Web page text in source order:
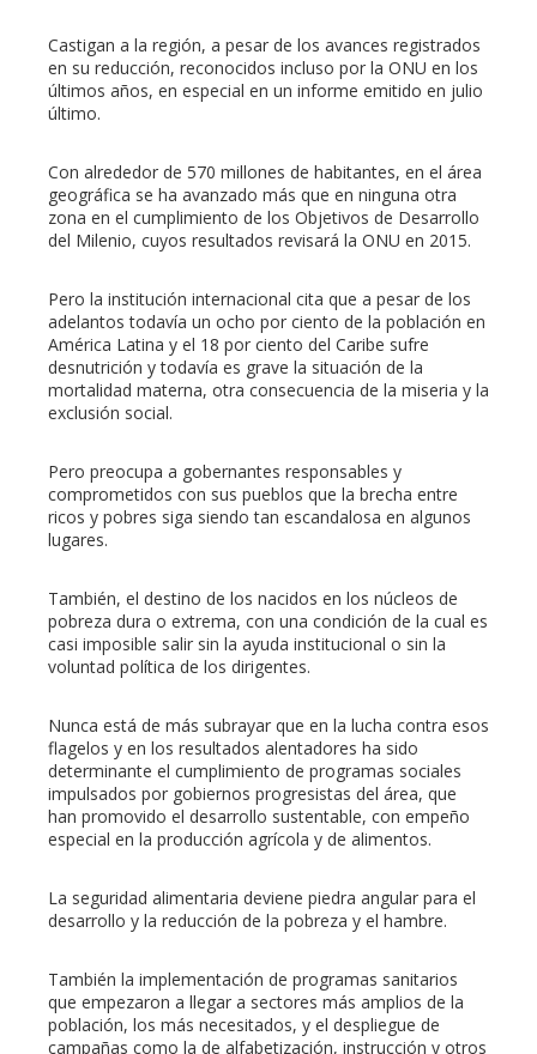
Castigan a la región, a pesar de los avances registrados
en su reducción, reconocidos incluso por la ONU en los
últimos años, en especial en un informe emitido en julio
último.
Con alrededor de 570 millones de habitantes, en el área
geográfica se ha avanzado más que en ninguna otra
zona en el cumplimiento de los Objetivos de Desarrollo
del Milenio, cuyos resultados revisará la ONU en 2015.
Pero la institución internacional cita que a pesar de los
adelantos todavía un ocho por ciento de la población en
América Latina y el 18 por ciento del Caribe sufre
desnutrición y todavía es grave la situación de la
mortalidad materna, otra consecuencia de la miseria y la
exclusión social.
Pero preocupa a gobernantes responsables y
comprometidos con sus pueblos que la brecha entre
ricos y pobres siga siendo tan escandalosa en algunos
lugares.
También, el destino de los nacidos en los núcleos de
pobreza dura o extrema, con una condición de la cual es
casi imposible salir sin la ayuda institucional o sin la
voluntad política de los dirigentes.
Nunca está de más subrayar que en la lucha contra esos
flagelos y en los resultados alentadores ha sido
determinante el cumplimiento de programas sociales
impulsados por gobiernos progresistas del área, que
han promovido el desarrollo sustentable, con empeño
especial en la producción agrícola y de alimentos.
La seguridad alimentaria deviene piedra angular para el
desarrollo y la reducción de la pobreza y el hambre.
También la implementación de programas sanitarios
que empezaron a llegar a sectores más amplios de la
población, los más necesitados, y el despliegue de
campañas como la de alfabetización, instrucción y otros